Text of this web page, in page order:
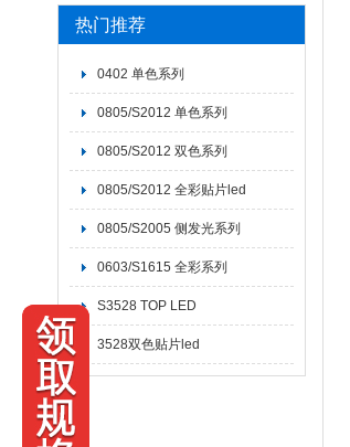
热门推荐
0402 单色系列
0805/S2012 单色系列
0805/S2012 双色系列
0805/S2012 全彩贴片led
0805/S2005 侧发光系列
0603/S1615 全彩系列
S3528 TOP LED
3528双色贴片led